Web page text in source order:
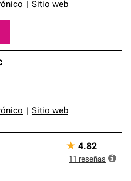
Sitio web
Sitio web
★ 4.82
11 reseñas